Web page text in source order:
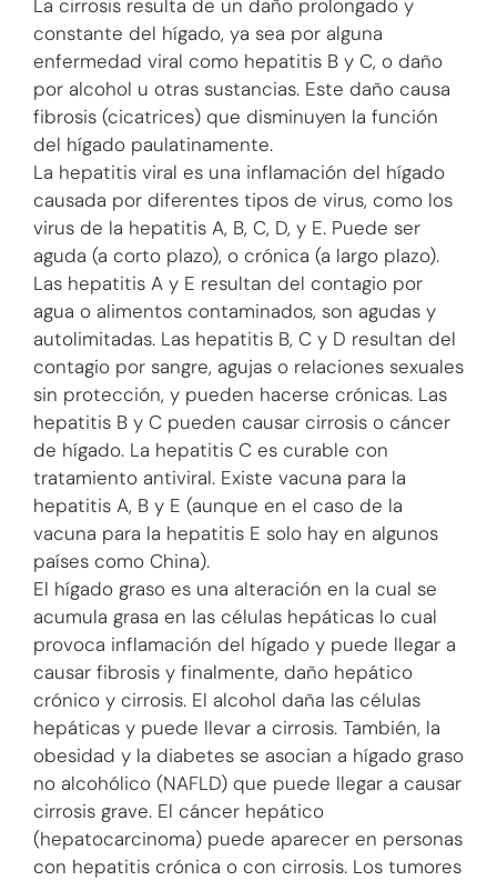
La cirrosis resulta de un daño prolongado y
constante del hígado, ya sea por alguna
enfermedad viral como hepatitis B y C, o daño
por alcohol u otras sustancias. Este daño causa
fibrosis (cicatrices) que disminuyen la función
del hígado paulatinamente.
La hepatitis viral es una inflamación del hígado
causada por diferentes tipos de virus, como los
virus de la hepatitis A, B, C, D, y E. Puede ser
aguda (a corto plazo), o crónica (a largo plazo).
Las hepatitis A y E resultan del contagio por
agua o alimentos contaminados, son agudas y
autolimitadas. Las hepatitis B, C y D resultan del
contagio por sangre, agujas o relaciones sexuales
sin protección, y pueden hacerse crónicas. Las
hepatitis B y C pueden causar cirrosis o cáncer
de hígado. La hepatitis C es curable con
tratamiento antiviral. Existe vacuna para la
hepatitis A, B y E (aunque en el caso de la
vacuna para la hepatitis E solo hay en algunos
países como China).
El hígado graso es una alteración en la cual se
acumula grasa en las células hepáticas lo cual
provoca inflamación del hígado y puede llegar a
causar fibrosis y finalmente, daño hepático
crónico y cirrosis. El alcohol daña las células
hepáticas y puede llevar a cirrosis. También, la
obesidad y la diabetes se asocian a hígado graso
no alcohólico (NAFLD) que puede llegar a causar
cirrosis grave. El cáncer hepático
(hepatocarcinoma) puede aparecer en personas
con hepatitis crónica o con cirrosis. Los tumores